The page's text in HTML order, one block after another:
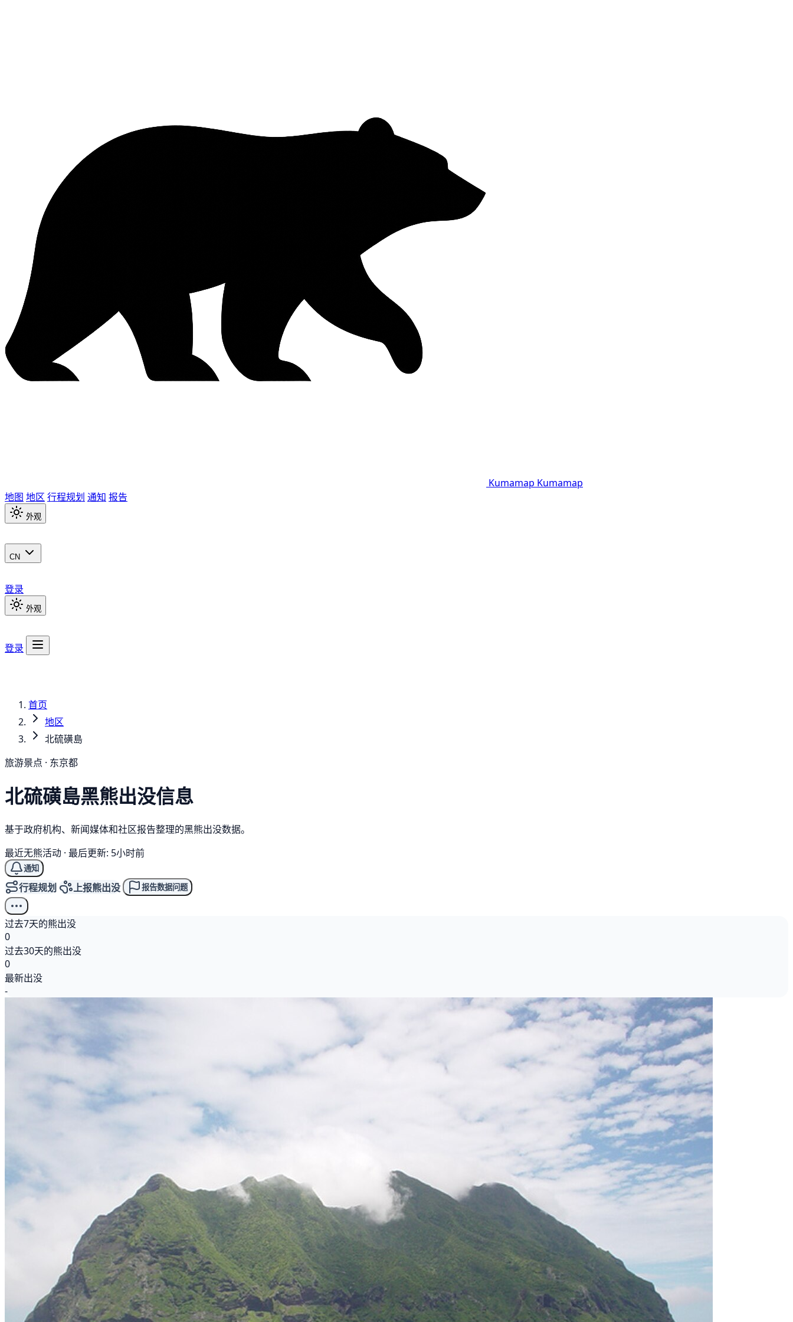
Kumamap Kumamap
地图 地区 行程规划 通知 报告
外观
CN
登录
外观
登录
首页
地区
北硫磺島
旅游景点 · 东京都
北硫磺島黑熊出没信息
基于政府机构、新闻媒体和社区报告整理的黑熊出没数据。
最近无熊活动 · 最后更新: 5小时前
通知
行程规划 上报熊出没 报告数据问题
过去7天的熊出没
0
过去30天的熊出没
0
最新出没
-